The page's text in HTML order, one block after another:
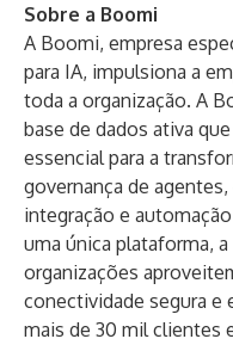
Sobre a Boomi
A Boomi, empresa
para IA, impulsiona a
toda a organização. A
base de dados ativa
essencial para a
governança de
integração e
uma única plataforma,
organizações
conectividade segura e
mais de 30 mil clientes